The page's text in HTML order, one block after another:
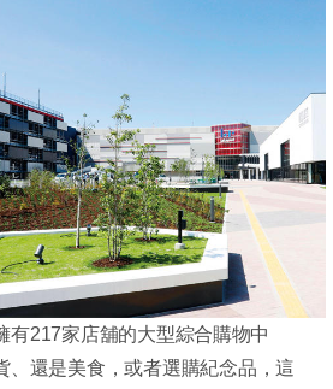
有217家店舖的大型綜合購物中
、還是美食，或者選購紀念品，這